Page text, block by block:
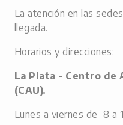
La atención en las
llegada.
Horarios y direcciones:
La Plata - Centro de
(CAU).
Lunes a viernes de 8 a